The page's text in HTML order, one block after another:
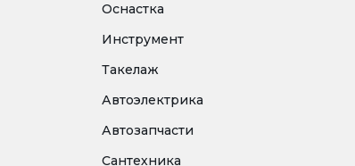
Оснастка
Инструмент
Такелаж
Автоэлектрика
Автозапчасти
Сантехника